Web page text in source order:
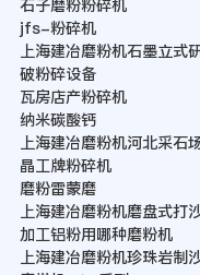
石子磨粉粉碎机
jfs-粉碎机
上海建冶磨粉机石墨立式
破粉碎设备
瓦房店产粉碎机
纳米碳酸钙
上海建冶磨粉机河北采石
晶工牌粉碎机
磨粉雷蒙磨
上海建冶磨粉机磨盘式打
加工铝粉用哪种磨粉机
上海建冶磨粉机珍珠岩制